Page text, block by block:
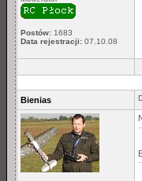
Postów: 1683
Data rejestracji: 07.10.08
Bienias